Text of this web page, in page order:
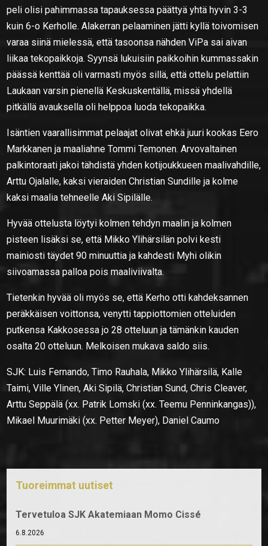
peli olisi pahimmassa tapauksessa päättyä yhtä hyvin 3-3
kuin 6-o Kerholle. Alakerran pelaaminen jätti kyllä toivomisen
varaa siinä mielessä, että tasoonsa nähden ViPa sai aivan
liikaa tekopaikkoja. Syynsä lukuisiin paikkoihin kummassakin
päässä kenttää oli varmasti myös sillä, että ottelu pelattiin
Laukaan varsin pienellä Keskuskentällä, missä yhdellä
pitkällä avauksella oli helppoa luoda tekopaikka.
Isäntien vaarallisimmat pelaajat olivat ehkä juuri kookas Eero
Markkanen ja maaliahne Tommi Temonen. Arvovaltainen
palkintoraati jakoi tähdistä yhden kotijoukkueen maalivahdille,
Arttu Ojalalle, kaksi vieraiden Christian Sundille ja kolme
kaksi maalia tehneelle Aki Sipilälle.
Hyvää ottelusta löytyi kolmen tehdyn maalin ja kolmen
pisteen lisäksi se, että Mikko Ylihärsilän polvi kesti
mainiosti täydet 90 minuuttia ja kahdesti Myhi olikin
siivoamassa palloa pois maaliviivalta.
Tietenkin hyvää oli myös se, että Kerho otti kahdeksannen
peräkkäisen voittonsa, venytti tappiottomien otteluiden
putkensa Kakkosessa jo 28 otteluun ja tämänkin kauden
osalta 20 otteluun. Melkoisen mukava saldo siis.
SJK: Luis Fernando, Timo Rauhala, Mikko Ylihärsilä, Kalle
Taimi, Ville Ylinen, Aki Sipilä, Christian Sund, Chris Cleaver,
Arttu Seppälä (xx. Patrik Lomski (xx. Teemu Penninkangas)),
Mikael Muurimäki (xx. Petter Meyer), Daniel Caumo
Tuoreimmat uutiset
Tervetuloa SJK Akatemiaan Momo Cissé
6.8.2026